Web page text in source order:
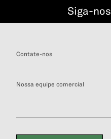
Siga-nos
Contate-nos
Nossa equipe comercial